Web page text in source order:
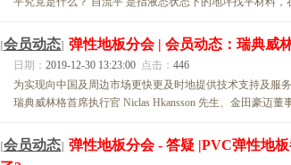
[会员动态] 弹性地板分会 | 会员动态：瑞典威
日期： 2019-12-30 13:23:00 点击： 446
为实现向中国及周边市场更快更及时地提供技术支持及服
瑞典威林格首席执行官 Niclas Hkansson 先生、金田豪迈
[会员动态] 弹性地板分会 - 答疑 |PVC弹性地